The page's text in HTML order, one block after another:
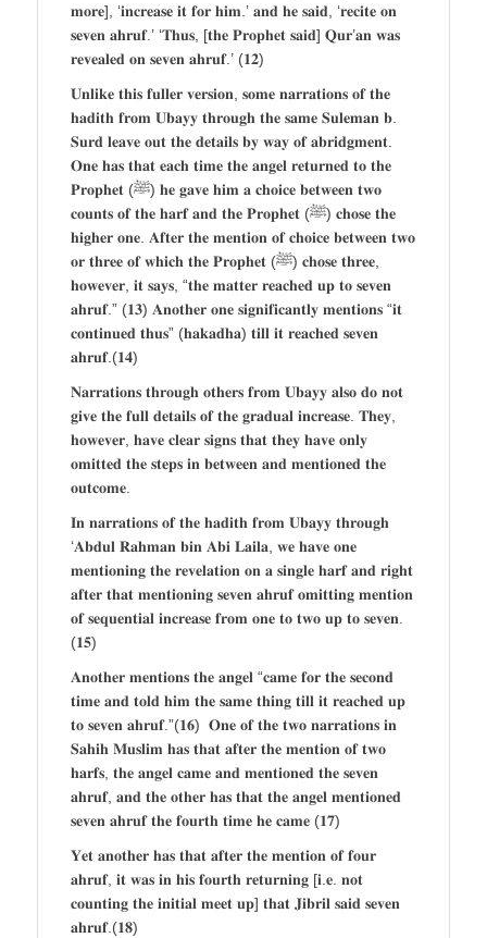
𝐦𝐨𝐫𝐞], ‘𝐢𝐧𝐜𝐫𝐞𝐚𝐬𝐞 𝐢𝐭 𝐟𝐨𝐫 𝐡𝐢𝐦.’ 𝐚𝐧𝐝 𝐡𝐞 𝐬𝐚𝐢𝐝, ‘𝐫𝐞𝐜𝐢𝐭𝐞 𝐨𝐧
𝐬𝐞𝐯𝐞𝐧 𝐚𝐡𝐫𝐮𝐟.’ ‘𝐓𝐡𝐮𝐬, [𝐭𝐡𝐞 𝐏𝐫𝐨𝐩𝐡𝐞𝐭 𝐬𝐚𝐢𝐝] 𝐐𝐮𝐫’𝐚𝐧 𝐰𝐚𝐬
𝐫𝐞𝐯𝐞𝐚𝐥𝐞𝐝 𝐨𝐧 𝐬𝐞𝐯𝐞𝐧 𝐚𝐡𝐫𝐮𝐟.’ (𝟏𝟐)
𝐔𝐧𝐥𝐢𝐤𝐞 𝐭𝐡𝐢𝐬 𝐟𝐮𝐥𝐥𝐞𝐫 𝐯𝐞𝐫𝐬𝐢𝐨𝐧, 𝐬𝐨𝐦𝐞 𝐧𝐚𝐫𝐫𝐚𝐭𝐢𝐨𝐧𝐬 𝐨𝐟 𝐭𝐡𝐞
𝐡𝐚𝐝𝐢𝐭𝐡 𝐟𝐫𝐨𝐦 𝐔𝐛𝐚𝐲𝐲 𝐭𝐡𝐫𝐨𝐮𝐠𝐡 𝐭𝐡𝐞 𝐬𝐚𝐦𝐞 𝐒𝐮𝐥𝐞𝐦𝐚𝐧 𝐛.
𝐒𝐮𝐫𝐝 𝐥𝐞𝐚𝐯𝐞 𝐨𝐮𝐭 𝐭𝐡𝐞 𝐝𝐞𝐭𝐚𝐢𝐥𝐬 𝐛𝐲 𝐰𝐚𝐲 𝐨𝐟 𝐚𝐛𝐫𝐢𝐝𝐠𝐦𝐞𝐧𝐭.
𝐎𝐧𝐞 𝐡𝐚𝐬 𝐭𝐡𝐚𝐭 𝐞𝐚𝐜𝐡 𝐭𝐢𝐦𝐞 𝐭𝐡𝐞 𝐚𝐧𝐠𝐞𝐥 𝐫𝐞𝐭𝐮𝐫𝐧𝐞𝐝 𝐭𝐨 𝐭𝐡𝐞
𝐏𝐫𝐨𝐩𝐡𝐞𝐭 (ﷺ) 𝐡𝐞 𝐠𝐚𝐯𝐞 𝐡𝐢𝐦 𝐚 𝐜𝐡𝐨𝐢𝐜𝐞 𝐛𝐞𝐭𝐰𝐞𝐞𝐧 𝐭𝐰𝐨
𝐜𝐨𝐮𝐧𝐭𝐬 𝐨𝐟 𝐭𝐡𝐞 𝐡𝐚𝐫𝐟 𝐚𝐧𝐝 𝐭𝐡𝐞 𝐏𝐫𝐨𝐩𝐡𝐞𝐭 (ﷺ) 𝐜𝐡𝐨𝐬𝐞 𝐭𝐡𝐞
𝐡𝐢𝐠𝐡𝐞𝐫 𝐨𝐧𝐞. 𝐀𝐟𝐭𝐞𝐫 𝐭𝐡𝐞 𝐦𝐞𝐧𝐭𝐢𝐨𝐧 𝐨𝐟 𝐜𝐡𝐨𝐢𝐜𝐞 𝐛𝐞𝐭𝐰𝐞𝐞𝐧 𝐭𝐰𝐨
𝐨𝐫 𝐭𝐡𝐫𝐞𝐞 𝐨𝐟 𝐰𝐡𝐢𝐜𝐡 𝐭𝐡𝐞 𝐏𝐫𝐨𝐩𝐡𝐞𝐭 (ﷺ) 𝐜𝐡𝐨𝐬𝐞 𝐭𝐡𝐫𝐞𝐞,
𝐡𝐨𝐰𝐞𝐯𝐞𝐫, 𝐢𝐭 𝐬𝐚𝐲𝐬, “𝐭𝐡𝐞 𝐦𝐚𝐭𝐭𝐞𝐫 𝐫𝐞𝐚𝐜𝐡𝐞𝐝 𝐮𝐩 𝐭𝐨 𝐬𝐞𝐯𝐞𝐧
𝐚𝐡𝐫𝐮𝐟.” (𝟏𝟑) 𝐀𝐧𝐨𝐭𝐡𝐞𝐫 𝐨𝐧𝐞 𝐬𝐢𝐠𝐧𝐢𝐟𝐢𝐜𝐚𝐧𝐭𝐥𝐲 𝐦𝐞𝐧𝐭𝐢𝐨𝐧𝐬 “𝐢𝐭
𝐜𝐨𝐧𝐭𝐢𝐧𝐮𝐞𝐝 𝐭𝐡𝐮𝐬” (𝐡𝐚𝐤𝐚𝐝𝐡𝐚) 𝐭𝐢𝐥𝐥 𝐢𝐭 𝐫𝐞𝐚𝐜𝐡𝐞𝐝 𝐬𝐞𝐯𝐞𝐧
𝐚𝐡𝐫𝐮𝐟.(𝟏𝟒)
𝐍𝐚𝐫𝐫𝐚𝐭𝐢𝐨𝐧𝐬 𝐭𝐡𝐫𝐨𝐮𝐠𝐡 𝐨𝐭𝐡𝐞𝐫𝐬 𝐟𝐫𝐨𝐦 𝐔𝐛𝐚𝐲𝐲 𝐚𝐥𝐬𝐨 𝐝𝐨 𝐧𝐨𝐭
𝐠𝐢𝐯𝐞 𝐭𝐡𝐞 𝐟𝐮𝐥𝐥 𝐝𝐞𝐭𝐚𝐢𝐥𝐬 𝐨𝐟 𝐭𝐡𝐞 𝐠𝐫𝐚𝐝𝐮𝐚𝐥 𝐢𝐧𝐜𝐫𝐞𝐚𝐬𝐞. 𝐓𝐡𝐞𝐲,
𝐡𝐨𝐰𝐞𝐯𝐞𝐫, 𝐡𝐚𝐯𝐞 𝐜𝐥𝐞𝐚𝐫 𝐬𝐢𝐠𝐧𝐬 𝐭𝐡𝐚𝐭 𝐭𝐡𝐞𝐲 𝐡𝐚𝐯𝐞 𝐨𝐧𝐥𝐲
𝐨𝐦𝐢𝐭𝐭𝐞𝐝 𝐭𝐡𝐞 𝐬𝐭𝐞𝐩𝐬 𝐢𝐧 𝐛𝐞𝐭𝐰𝐞𝐞𝐧 𝐚𝐧𝐝 𝐦𝐞𝐧𝐭𝐢𝐨𝐧𝐞𝐝 𝐭𝐡𝐞
𝐨𝐮𝐭𝐜𝐨𝐦𝐞.
𝐈𝐧 𝐧𝐚𝐫𝐫𝐚𝐭𝐢𝐨𝐧𝐬 𝐨𝐟 𝐭𝐡𝐞 𝐡𝐚𝐝𝐢𝐭𝐡 𝐟𝐫𝐨𝐦 𝐔𝐛𝐚𝐲𝐲 𝐭𝐡𝐫𝐨𝐮𝐠𝐡
‘𝐀𝐛𝐝𝐮𝐥 𝐑𝐚𝐡𝐦𝐚𝐧 𝐛𝐢𝐧 𝐀𝐛𝐢 𝐋𝐚𝐢𝐥𝐚, 𝐰𝐞 𝐡𝐚𝐯𝐞 𝐨𝐧𝐞
𝐦𝐞𝐧𝐭𝐢𝐨𝐧𝐢𝐧𝐠 𝐭𝐡𝐞 𝐫𝐞𝐯𝐞𝐥𝐚𝐭𝐢𝐨𝐧 𝐨𝐧 𝐚 𝐬𝐢𝐧𝐠𝐥𝐞 𝐡𝐚𝐫𝐟 𝐚𝐧𝐝 𝐫𝐢𝐠𝐡𝐭
𝐚𝐟𝐭𝐞𝐫 𝐭𝐡𝐚𝐭 𝐦𝐞𝐧𝐭𝐢𝐨𝐧𝐢𝐧𝐠 𝐬𝐞𝐯𝐞𝐧 𝐚𝐡𝐫𝐮𝐟 𝐨𝐦𝐢𝐭𝐭𝐢𝐧𝐠 𝐦𝐞𝐧𝐭𝐢𝐨𝐧
𝐨𝐟 𝐬𝐞𝐪𝐮𝐞𝐧𝐭𝐢𝐚𝐥 𝐢𝐧𝐜𝐫𝐞𝐚𝐬𝐞 𝐟𝐫𝐨𝐦 𝐨𝐧𝐞 𝐭𝐨 𝐭𝐰𝐨 𝐮𝐩 𝐭𝐨 𝐬𝐞𝐯𝐞𝐧.
(𝟏𝟓)
𝐀𝐧𝐨𝐭𝐡𝐞𝐫 𝐦𝐞𝐧𝐭𝐢𝐨𝐧𝐬 𝐭𝐡𝐞 𝐚𝐧𝐠𝐞𝐥 “𝐜𝐚𝐦𝐞 𝐟𝐨𝐫 𝐭𝐡𝐞 𝐬𝐞𝐜𝐨𝐧𝐝
𝐭𝐢𝐦𝐞 𝐚𝐧𝐝 𝐭𝐨𝐥𝐝 𝐡𝐢𝐦 𝐭𝐡𝐞 𝐬𝐚𝐦𝐞 𝐭𝐡𝐢𝐧𝐠 𝐭𝐢𝐥𝐥 𝐢𝐭 𝐫𝐞𝐚𝐜𝐡𝐞𝐝 𝐮𝐩
𝐭𝐨 𝐬𝐞𝐯𝐞𝐧 𝐚𝐡𝐫𝐮𝐟.”(𝟏𝟔) 𝐎𝐧𝐞 𝐨𝐟 𝐭𝐡𝐞 𝐭𝐰𝐨 𝐧𝐚𝐫𝐫𝐚𝐭𝐢𝐨𝐧𝐬 𝐢𝐧
𝐒𝐚𝐡𝐢𝐡 𝐌𝐮𝐬𝐥𝐢𝐦 𝐡𝐚𝐬 𝐭𝐡𝐚𝐭 𝐚𝐟𝐭𝐞𝐫 𝐭𝐡𝐞 𝐦𝐞𝐧𝐭𝐢𝐨𝐧 𝐨𝐟 𝐭𝐰𝐨
𝐡𝐚𝐫𝐟𝐬, 𝐭𝐡𝐞 𝐚𝐧𝐠𝐞𝐥 𝐜𝐚𝐦𝐞 𝐚𝐧𝐝 𝐦𝐞𝐧𝐭𝐢𝐨𝐧𝐞𝐝 𝐭𝐡𝐞 𝐬𝐞𝐯𝐞𝐧
𝐚𝐡𝐫𝐮𝐟, 𝐚𝐧𝐝 𝐭𝐡𝐞 𝐨𝐭𝐡𝐞𝐫 𝐡𝐚𝐬 𝐭𝐡𝐚𝐭 𝐭𝐡𝐞 𝐚𝐧𝐠𝐞𝐥 𝐦𝐞𝐧𝐭𝐢𝐨𝐧𝐞𝐝
𝐬𝐞𝐯𝐞𝐧 𝐚𝐡𝐫𝐮𝐟 𝐭𝐡𝐞 𝐟𝐨𝐮𝐫𝐭𝐡 𝐭𝐢𝐦𝐞 𝐡𝐞 𝐜𝐚𝐦𝐞 (𝟏𝟕)
𝐘𝐞𝐭 𝐚𝐧𝐨𝐭𝐡𝐞𝐫 𝐡𝐚𝐬 𝐭𝐡𝐚𝐭 𝐚𝐟𝐭𝐞𝐫 𝐭𝐡𝐞 𝐦𝐞𝐧𝐭𝐢𝐨𝐧 𝐨𝐟 𝐟𝐨𝐮𝐫
𝐚𝐡𝐫𝐮𝐟, 𝐢𝐭 𝐰𝐚𝐬 𝐢𝐧 𝐡𝐢𝐬 𝐟𝐨𝐮𝐫𝐭𝐡 𝐫𝐞𝐭𝐮𝐫𝐧𝐢𝐧𝐠 [𝐢.𝐞. 𝐧𝐨𝐭
𝐜𝐨𝐮𝐧𝐭𝐢𝐧𝐠 𝐭𝐡𝐞 𝐢𝐧𝐢𝐭𝐢𝐚𝐥 𝐦𝐞𝐞𝐭 𝐮𝐩] 𝐭𝐡𝐚𝐭 𝐉𝐢𝐛𝐫𝐢𝐥 𝐬𝐚𝐢𝐝 𝐬𝐞𝐯𝐞𝐧
𝐚𝐡𝐫𝐮𝐟.(𝟏𝟖)